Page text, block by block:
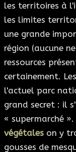
les territoires à
les limites
une grande
région (aucune
ressources
certainement. Les
l'actuel parc
grand secret : il
« supermarché
végétales on y
gousses de